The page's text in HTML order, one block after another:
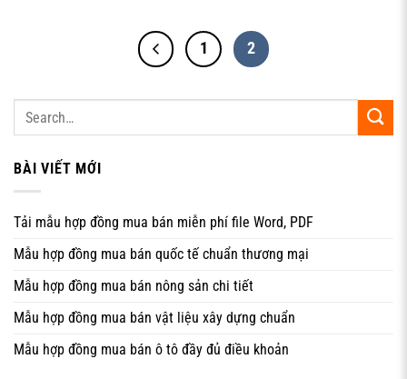
mua bán đất có hiệu lực
dùng làm căn cứ sang tên, cả thửa đất lẫn các bên tham
gia đều phải đáp ứng một số điều kiện pháp lý nhất định.
Việc kiểm tra điều kiện trước khi ký không chỉ giúp giao
dịch diễn ra suôn sẻ mà còn tránh được tình trạng hợp
đồng bị vô hiệu sau này. Nội dung dưới đây tập trung vào
1 2
BÀI VIẾT MỚI
Tải mẫu hợp đồng mua bán miễn phí file Word, PDF
Mẫu hợp đồng mua bán quốc tế chuẩn thương mại
Mẫu hợp đồng mua bán nông sản chi tiết
Mẫu hợp đồng mua bán vật liệu xây dựng chuẩn
Mẫu hợp đồng mua bán ô tô đầy đủ điều khoản